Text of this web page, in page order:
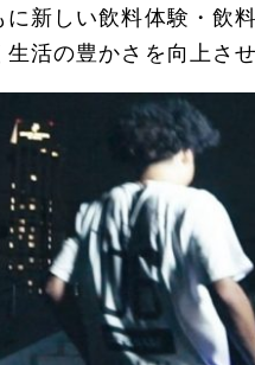
新しい飲料体験・飲
活の豊かさを向上さ